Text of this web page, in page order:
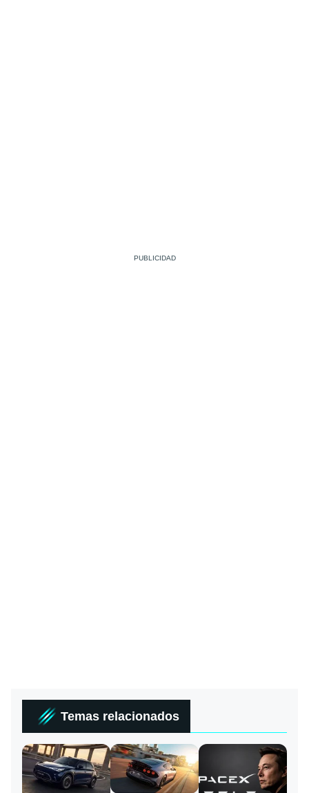
Temas relacionados